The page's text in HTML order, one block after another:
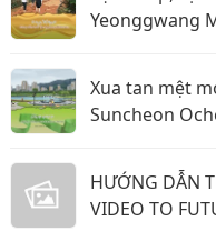
Yeonggwang
Xua tan mệt
Suncheon
HƯỚNG DẪN
VIDEO TO